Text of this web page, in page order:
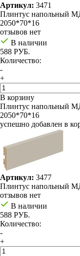
Артикул: 3471
Плинтус напольный
2050*70*16
отзывов нет
В наличии
588 РУБ.
Количество:
-
+
В корзину
Плинтус напольный
2050*70*16
успешно добавлен в
Артикул: 3477
Плинтус напольный
отзывов нет
В наличии
588 РУБ.
Количество:
-
+